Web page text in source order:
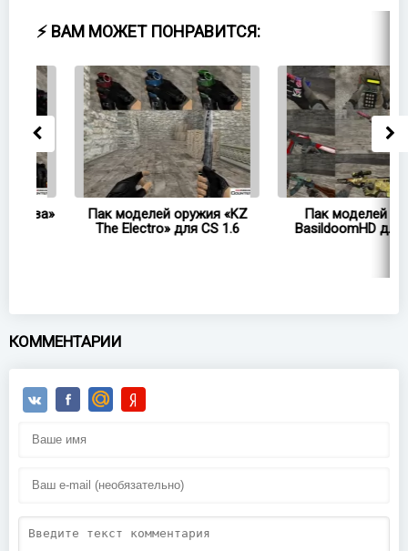
⚡ ВАМ МОЖЕТ ПОНРАВИТСЯ:
Пак моделей оружия «KZ
The Electro» для CS 1.6
Пак моделей оружия
BasildoomHD для CS 1.6
КОММЕНТАРИИ